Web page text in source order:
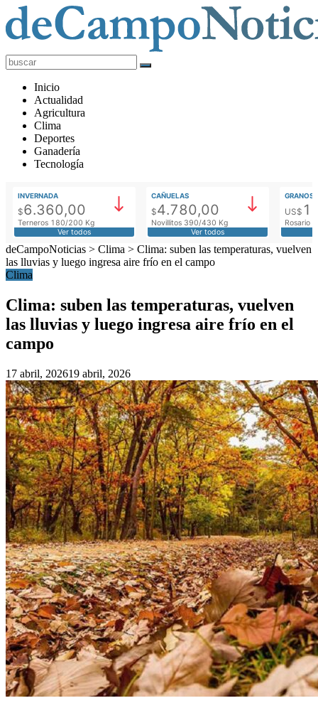
deCampoNoticias
Actualidad
Agropecuaria
Inicio
Actualidad
Agricultura
Clima
Deportes
Ganadería
Tecnología
INVERNADA
$6.360,00
Terneros 180/200 Kg
Ver todos
CAÑUELAS
$4.780,00
Novillitos 390/430 Kg
Ver todos
GRANOS
US$
Rosario
deCampoNoticias > Clima > Clima: suben las temperaturas, vuelven
las lluvias y luego ingresa aire frío en el campo
Clima
Clima: suben las temperaturas, vuelven
las lluvias y luego ingresa aire frío en el
campo
17 abril, 202619 abril, 2026